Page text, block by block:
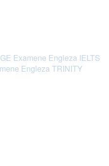
Examene Engleza IELTS
Engleza TRINITY